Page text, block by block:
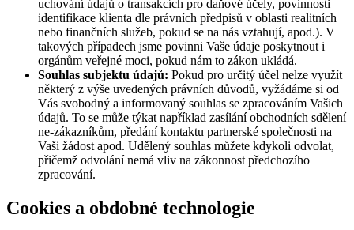
uchování údajů o transakcích pro daňové účely, povinnosti
identifikace klienta dle právních předpisů v oblasti realitních
nebo finančních služeb, pokud se na nás vztahují, apod.). V
takových případech jsme povinni Vaše údaje poskytnout i
orgánům veřejné moci, pokud nám to zákon ukládá.
Souhlas subjektu údajů: Pokud pro určitý účel nelze využít
některý z výše uvedených právních důvodů, vyžádáme si od
Vás svobodný a informovaný souhlas se zpracováním Vašich
údajů. To se může týkat například zasílání obchodních sdělení
ne-zákazníkům, předání kontaktu partnerské společnosti na
Vaši žádost apod. Udělený souhlas můžete kdykoli odvolat,
přičemž odvolání nemá vliv na zákonnost předchozího
zpracování.
Cookies a obdobné technologie